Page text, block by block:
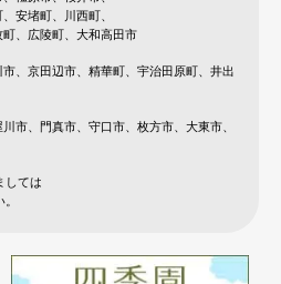
安堵町、川西町、
、広陵町、大和高田市
、京田辺市、精華町、宇治田原町、井出
市、門真市、守口市、枚方市、大東市、
しては